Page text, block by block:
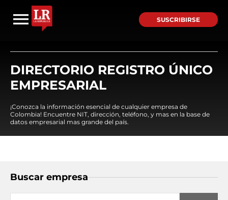
SUSCRIBIRSE
DIRECTORIO REGISTRO ÚNICO
EMPRESARIAL
¡Conozca la información esencial de cualquier empresa de
Colombia! Encuentre NIT, dirección, teléfono, y mas en la base de
datos empresarial mas grande del país.
Buscar empresa